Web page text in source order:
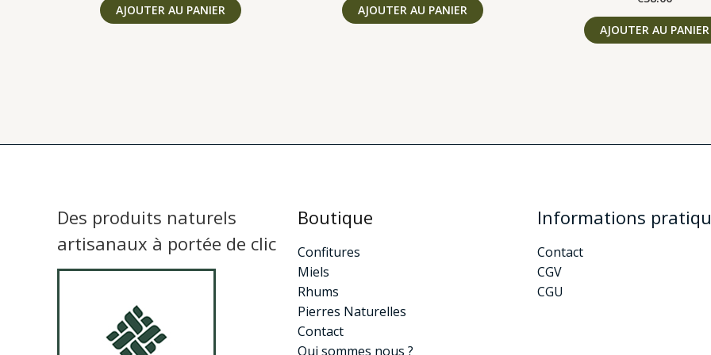
AJOUTER AU PANIER AJOUTER AU PANIER
AJOUTER AU PANIER
Des produits naturels
artisanaux à portée de clic
Boutique
Confitures
Miels
Rhums
Pierres Naturelles
Contact
Qui sommes nous ?
Informations
Contact
CGV
CGU